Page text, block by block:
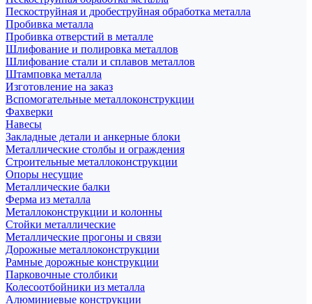
Пескоструйная и дробеструйная обработка металла
Пробивка металла
Пробивка отверстий в металле
Шлифование и полировка металлов
Шлифование стали и сплавов металлов
Штамповка металла
Изготовление на заказ
Вспомогательные металлоконструкции
Фахверки
Навесы
Закладные детали и анкерные блоки
Металлические столбы и ограждения
Строительные металлоконструкции
Опоры несущие
Металлические балки
Ферма из металла
Металлоконструкции и колонны
Стойки металлические
Металлические прогоны и связи
Дорожные металлоконструкции
Рамные дорожные конструкции
Парковочные столбики
Колесоотбойники из металла
Алюминиевые конструкции